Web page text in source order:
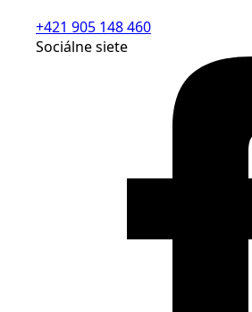
+421 905 148 460
Sociálne siete